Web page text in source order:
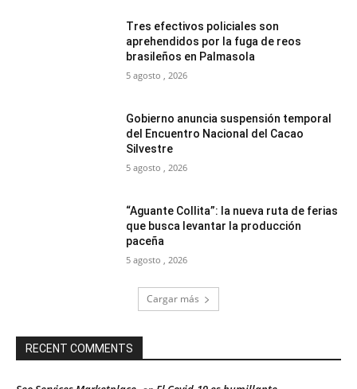
Tres efectivos policiales son
aprehendidos por la fuga de reos
brasileños en Palmasola
5 agosto , 2026
Gobierno anuncia suspensión temporal
del Encuentro Nacional del Cacao
Silvestre
5 agosto , 2026
“Aguante Collita”: la nueva ruta de ferias
que busca levantar la producción
paceña
5 agosto , 2026
Cargar más
RECENT COMMENTS